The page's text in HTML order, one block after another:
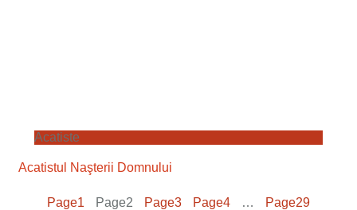
Acatiste
Acatistul Naşterii Domnului
Page1 Page2 Page3 Page4 … Page29